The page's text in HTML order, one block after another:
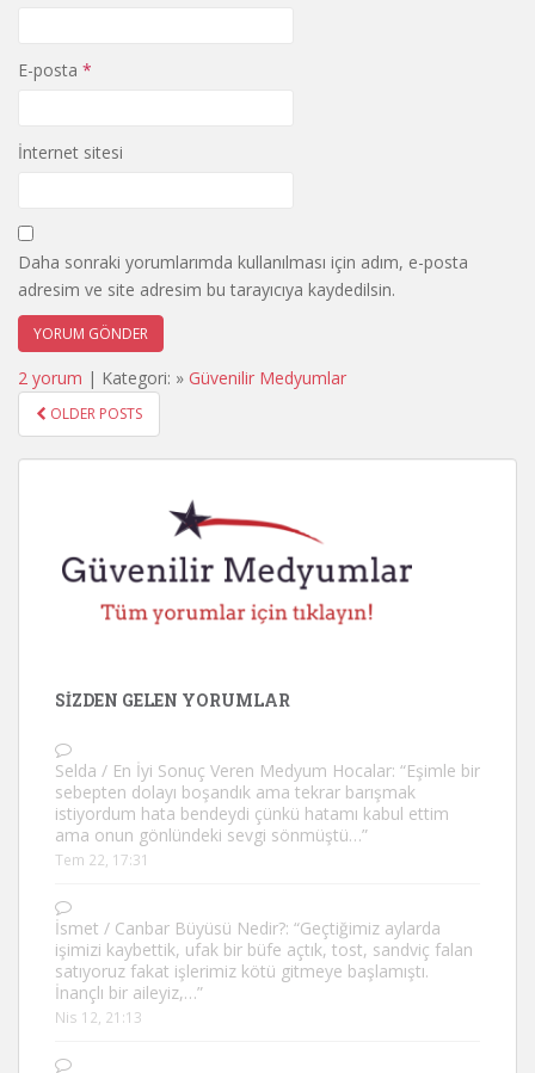
E-posta *
İnternet sitesi
Daha sonraki yorumlarımda kullanılması için adım, e-posta
adresim ve site adresim bu tarayıcıya kaydedilsin.
2 yorum | Kategori: » Güvenilir Medyumlar
POSTS
NAVIGATION
OLDER POSTS
SIZDEN GELEN YORUMLAR
Selda / En İyi Sonuç Veren Medyum Hocalar: “Eşimle bir
sebepten dolayı boşandık ama tekrar barışmak
istiyordum hata bendeydi çünkü hatamı kabul ettim
ama onun gönlündeki sevgi sönmüştü…”
Tem 22, 17:31
İsmet / Canbar Büyüsü Nedir?: “Geçtiğimiz aylarda
işimizi kaybettik, ufak bir büfe açtık, tost, sandviç falan
satıyoruz fakat işlerimiz kötü gitmeye başlamıştı.
İnançlı bir aileyiz,…”
Nis 12, 21:13